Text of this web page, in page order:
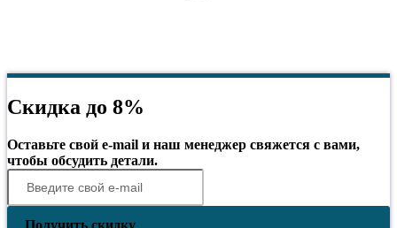
Скидка до 8%
Оставьте свой e-mail и наш менеджер свяжется с вами,
чтобы обсудить детали.